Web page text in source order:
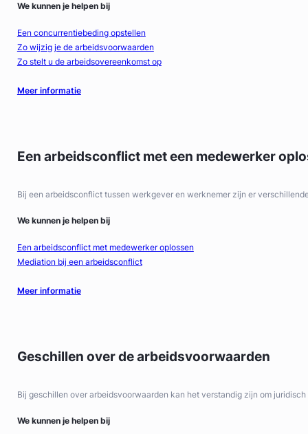
We kunnen je helpen bij
Een concurrentiebeding opstellen
Zo wijzig je de arbeidsvoorwaarden
Zo stelt u de arbeidsovereenkomst op
Meer informatie
Een arbeidsconflict met een medewerker
Bij een arbeidsconflict tussen werkgever en werknemer zijn er
We kunnen je helpen bij
Een arbeidsconflict met medewerker oplossen
Mediation bij een arbeidsconflict
Meer informatie
Geschillen over de arbeidsvoorwaarden
Bij geschillen over arbeidsvoorwaarden kan het verstandig zijn om
We kunnen je helpen bij